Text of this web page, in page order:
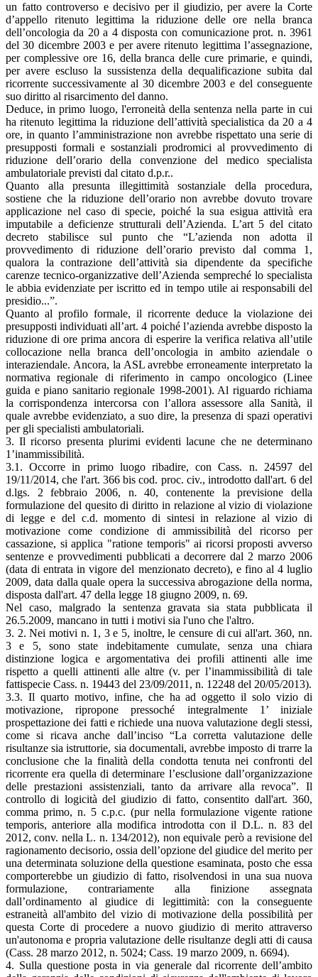
un fatto controverso e decisivo per il giudizio, per avere la Corte
d’appello ritenuto legittima la riduzione delle ore nella branca
dell’oncologia da 20 a 4 disposta con comunicazione prot. n. 3961
del 30 dicembre 2003 e per avere ritenuto legittima l’assegnazione,
per complessive ore 16, della branca delle cure primarie, e quindi,
per avere escluso la sussistenza della dequalificazione subita dal
ricorrente successivamente al 30 dicembre 2003 e del conseguente
suo diritto al risarcimento del danno.
Deduce, in primo luogo, l'erroneità della sentenza nella parte in cui
ha ritenuto legittima la riduzione dell’attività specialistica da 20 a 4
ore, in quanto l’amministrazione non avrebbe rispettato una serie di
presupposti formali e sostanziali prodromici al provvedimento di
riduzione dell’orario della convenzione del medico specialista
ambulatoriale previsti dal citato d.p.r..
Quanto alla presunta illegittimità sostanziale della procedura,
sostiene che la riduzione dell’orario non avrebbe dovuto trovare
applicazione nel caso di specie, poiché la sua esigua attività era
imputabile a deficienze strutturali dell’Azienda. L’art 5 del citato
decreto stabilisce sul punto che “L’azienda non adotta il
provvedimento di riduzione dell’orario previsto dal comma 1,
qualora la contrazione dell’attività sia dipendente da specifiche
carenze tecnico-organizzative dell’Azienda sempreché lo specialista
le abbia evidenziate per iscritto ed in tempo utile ai responsabili del
presidio...”.
Quanto al profilo formale, il ricorrente deduce la violazione dei
presupposti individuati all’art. 4 poiché l’azienda avrebbe disposto la
riduzione di ore prima ancora di esperire la verifica relativa all’utile
collocazione nella branca dell’oncologia in ambito aziendale o
interaziendale. Ancora, la ASL avrebbe erroneamente interpretato la
normativa regionale di riferimento in campo oncologico (Linee
guida e piano sanitario regionale 1998-2001). Al riguardo richiama
la corrispondenza intercorsa con l’allora assessore alla Sanità, il
quale avrebbe evidenziato, a suo dire, la presenza di spazi operativi
per gli specialisti ambulatoriali.
3. Il ricorso presenta plurimi evidenti lacune che ne determinano
1’inammissibilità.
3.1. Occorre in primo luogo ribadire, con Cass. n. 24597 del
19/11/2014, che l'art. 366 bis cod. proc. civ., introdotto dall'art. 6 del
d.lgs. 2 febbraio 2006, n. 40, contenente la previsione della
formulazione del quesito di diritto in relazione al vizio di violazione
di legge e del c.d. momento di sintesi in relazione al vizio di
motivazione come condizione di ammissibilità del ricorso per
cassazione, si applica "ratione temporis" ai ricorsi proposti avverso
sentenze e provvedimenti pubblicati a decorrere dal 2 marzo 2006
(data di entrata in vigore del menzionato decreto), e fino al 4 luglio
2009, data dalla quale opera la successiva abrogazione della norma,
disposta dall'art. 47 della legge 18 giugno 2009, n. 69.
Nel caso, malgrado la sentenza gravata sia stata pubblicata il
26.5.2009, mancano in tutti i motivi sia l'uno che l'altro.
3. 2. Nei motivi n. 1, 3 e 5, inoltre, le censure di cui all'art. 360, nn.
3 e 5, sono state indebitamente cumulate, senza una chiara
distinzione logica e argomentativa dei profili attinenti alle ime
rispetto a quelli attinenti alle altre (v. per l’inammissibilità di tale
fattispecie Cass. n. 19443 del 23/09/2011, n. 12248 del 20/05/2013).
3.3. Il quarto motivo, infine, che ha ad oggetto il solo vizio di
motivazione, ripropone pressoché integralmente 1’ iniziale
prospettazione dei fatti e richiede una nuova valutazione degli stessi,
come si ricava anche dall’inciso “La corretta valutazione delle
risultanze sia istruttorie, sia documentali, avrebbe imposto di trarre la
conclusione che la finalità della condotta tenuta nei confronti del
ricorrente era quella di determinare l’esclusione dall’organizzazione
delle prestazioni assistenziali, tanto da arrivare alla revoca”. Il
controllo di logicità del giudizio di fatto, consentito dall'art. 360,
comma primo, n. 5 c.p.c. (pur nella formulazione vigente ratione
temporis, anteriore alla modifica introdotta con il D.L. n. 83 del
2012, conv. nella L. n. 134/2012), non equivale però a revisione del
ragionamento decisorio, ossia dell’opzione del giudice del merito per
una determinata soluzione della questione esaminata, posto che essa
comporterebbe un giudizio di fatto, risolvendosi in una sua nuova
formulazione, contrariamente alla finizione assegnata
dall’ordinamento al giudice di legittimità: con la conseguente
estraneità all'ambito del vizio di motivazione della possibilità per
questa Corte di procedere a nuovo giudizio di merito attraverso
un'autonoma e propria valutazione delle risultanze degli atti di causa
(Cass. 28 marzo 2012, n. 5024; Cass. 19 marzo 2009, n. 6694).
4. Sulla questione posta in via generale dal ricorrente dell’ambito